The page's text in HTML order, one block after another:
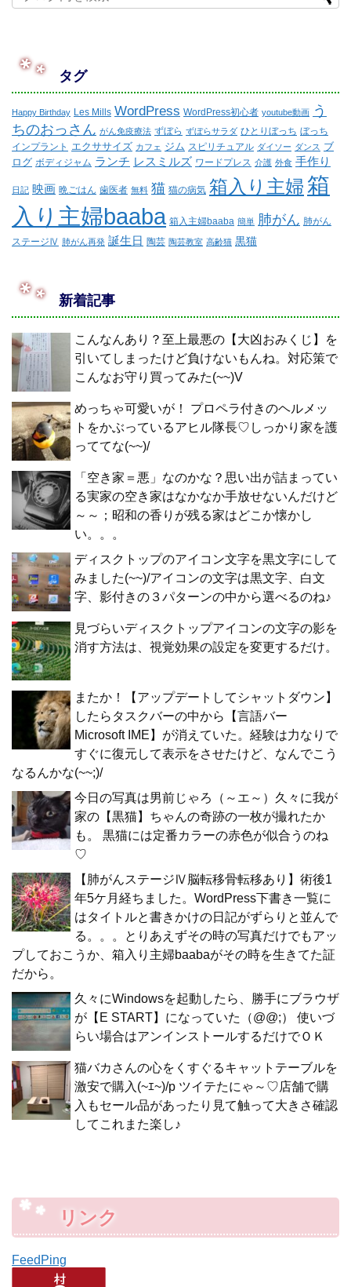
タグ
Happy Birthday Les Mills WordPress WordPress初心者 youtube動画 う
ちのおっさん がん免疫療法 ずぼら ずぼらサラダ ひとりぼっち ぼっち
インプラント エクササイズ カフェ ジム スピリチュアル ダイソー ダンス ブ
ログ ボディジャム ランチ レスミルズ ワードプレス 介護 外食 手作り
日記 映画 晩ごはん 歯医者 無料 猫 猫の病気 箱入り主婦箱
入り主婦baaba 箱入主婦baaba 簡単 肺がん 肺がん
ステージⅣ 肺がん再発 誕生日 陶芸 陶芸教室 高齢猫 黒猫
新着記事
こんなんあり？至上最悪の【大凶おみくじ】を
引いてしまったけど負けないもんね。対応策で
こんなお守り買ってみた(~~)V
めっちゃ可愛いが！ プロペラ付きのヘルメッ
トをかぶっているアヒル隊長♡しっかり家を護
っててな(~~)/
「空き家＝悪」なのかな？思い出が詰まってい
る実家の空き家はなかなか手放せないんだけど
～～；昭和の香りが残る家はどこか懐かし
い。。。
ディスクトップのアイコン文字を黒文字にして
みました(~~)/アイコンの文字は黒文字、白文
字、影付きの３パターンの中から選べるのね♪
見づらいディスクトップアイコンの文字の影を
消す方法は、視覚効果の設定を変更するだけ。
またか！【アップデートしてシャットダウン】
したらタスクバーの中から【言語バー
Microsoft IME】が消えていた。経験は力なりで
すぐに復元して表示をさせたけど、なんでこう
なるんかな(~~;)/
今日の写真は男前じゃろ（～エ～）久々に我が
家の【黒猫】ちゃんの奇跡の一枚が撮れたか
も。 黒猫には定番カラーの赤色が似合うのね
♡
【肺がんステージⅣ脳転移骨転移あり】術後1
年5ケ月経ちました。WordPress下書き一覧に
はタイトルと書きかけの日記がずらりと並んで
る。。。とりあえずその時の写真だけでもアッ
プしておこうか、箱入り主婦baabaがその時を生きてた証
だから。
久々にWindowsを起動したら、勝手にブラウザ
が【E START】になっていた（@@;） 使いづ
らい場合はアンインストールするだけでＯＫ
猫バカさんの心をくすぐるキャットテーブルを
激安で購入(~ｴ~)/p ツイテたにゃ～♡店舗で購
入もセール品があったり見て触って大きさ確認
してこれまた楽し♪
リンク
FeedPing